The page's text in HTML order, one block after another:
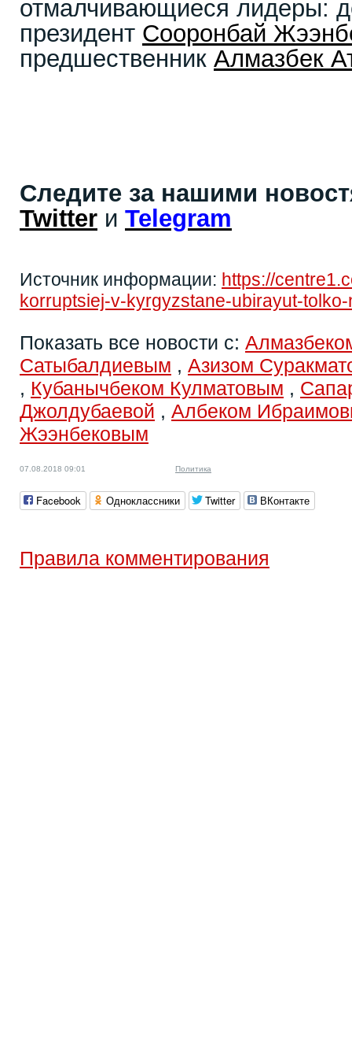
отмалчивающиеся лидеры:
президент Сооронбай
предшественник Алмазбек
Следите за нашими
Twitter и Telegram
Источник информации: https://
korruptsiej-v-kyrgyzstane-ubirayut-
Показать все новости с:
Сатыбалдиевым , Азизом
, Кубанычбеком Кулматовым ,
Джолдубаевой , Албеком
Жээнбековым
07.08.2018 09:01 Политика
Facebook Одноклассники Twitter ВКонтакте
Правила комментирования